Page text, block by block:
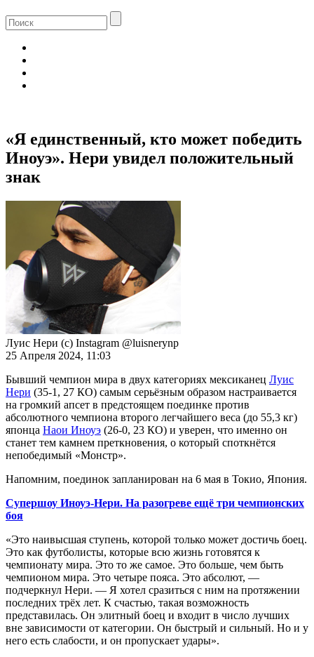
«Я единственный, кто может победить
Иноуэ». Нери увидел положительный
знак
Луис Нери (с) Instagram @luisnerynp
25 Апреля 2024, 11:03
Бывший чемпион мира в двух категориях мексиканец Луис
Нери (35-1, 27 КО) самым серьёзным образом настраивается
на громкий апсет в предстоящем поединке против
абсолютного чемпиона второго легчайшего веса (до 55,3 кг)
японца Наои Иноуэ (26-0, 23 КО) и уверен, что именно он
станет тем камнем преткновения, о который споткнётся
непобедимый «Монстр».
Напомним, поединок запланирован на 6 мая в Токио, Япония.
Супершоу Иноуэ-Нери. На разогреве ещё три чемпионских
боя
«Это наивысшая ступень, которой только может достичь боец.
Это как футболисты, которые всю жизнь готовятся к
чемпионату мира. Это то же самое. Это больше, чем быть
чемпионом мира. Это четыре пояса. Это абсолют, —
подчеркнул Нери. — Я хотел сразиться с ним на протяжении
последних трёх лет. К счастью, такая возможность
представилась. Он элитный боец и входит в число лучших
вне зависимости от категории. Он быстрый и сильный. Но и у
него есть слабости, и он пропускает удары».